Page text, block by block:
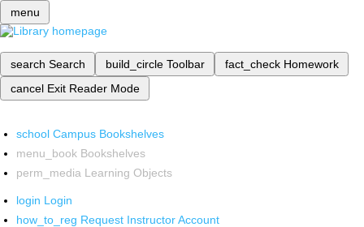
menu
search Search build_circle Toolbar fact_check Homework
cancel Exit Reader Mode
school Campus Bookshelves
menu_book Bookshelves
perm_media Learning Objects
login Login
how_to_reg Request Instructor Account